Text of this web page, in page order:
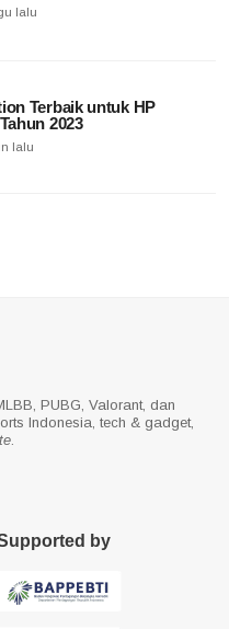
lalu
Terbaik untuk HP
2023
lalu
PUBG, Valorant, dan
Indonesia, tech & gadget,
.
by